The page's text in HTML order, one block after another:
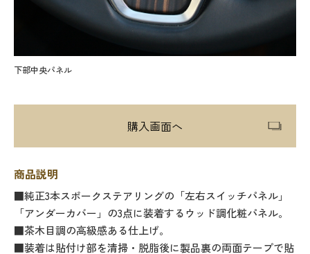
下部中央パネル
購入画面へ
商品説明
■純正3本スポークステアリングの「左右スイッチパネル」
「アンダーカバー」の3点に装着するウッド調化粧パネル。
■茶木目調の高級感ある仕上げ。
■装着は貼付け部を清掃・脱脂後に製品裏の両面テープで貼